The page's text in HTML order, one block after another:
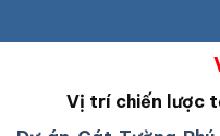
Vị trí chiến lược